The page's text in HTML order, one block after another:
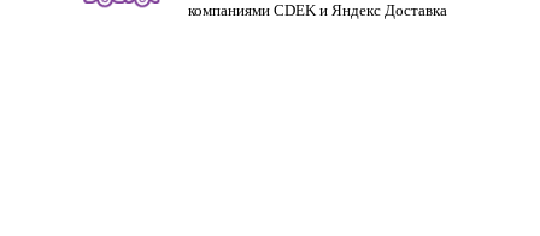
компаниями CDEK и Яндекс Доставка